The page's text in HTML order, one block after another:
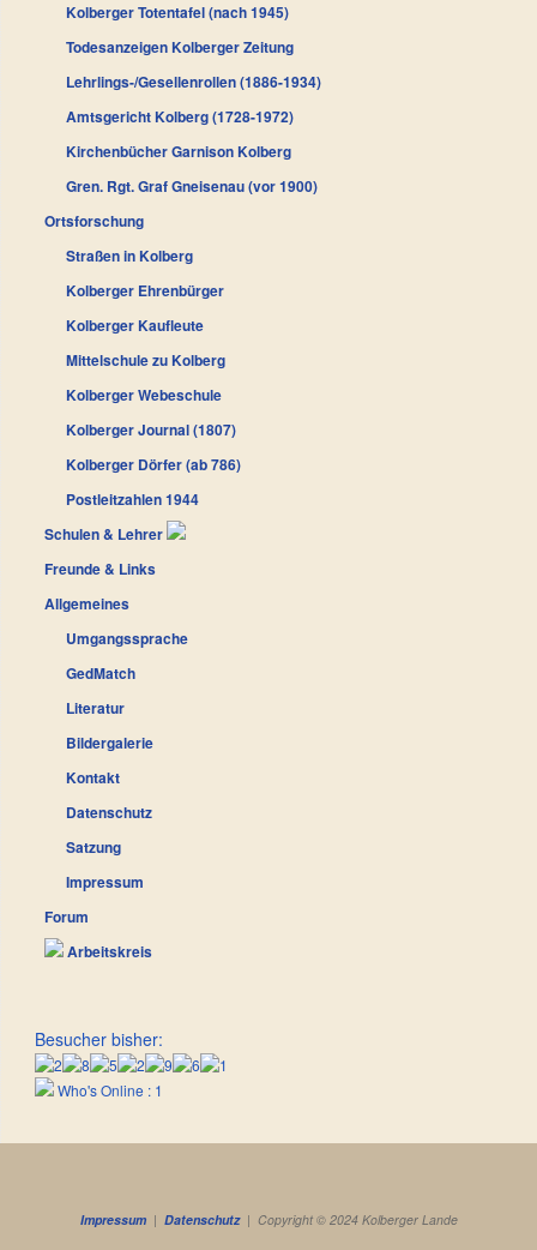
Kolberger Totentafel (nach 1945)
Todesanzeigen Kolberger Zeitung
Lehrlings-/Gesellenrollen (1886-1934)
Amtsgericht Kolberg (1728-1972)
Kirchenbücher Garnison Kolberg
Gren. Rgt. Graf Gneisenau (vor 1900)
Ortsforschung
Straßen in Kolberg
Kolberger Ehrenbürger
Kolberger Kaufleute
Mittelschule zu Kolberg
Kolberger Webeschule
Kolberger Journal (1807)
Kolberger Dörfer (ab 786)
Postleitzahlen 1944
Schulen & Lehrer
Freunde & Links
Allgemeines
Umgangssprache
GedMatch
Literatur
Bildergalerie
Kontakt
Datenschutz
Satzung
Impressum
Forum
Arbeitskreis
Besucher bisher:
Who's Online : 1
Impressum| Datenschutz| Copyright © 2024 Kolberger Lande